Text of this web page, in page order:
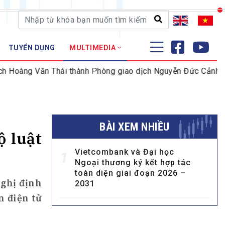
TUYỂN DỤNG MULTIMEDIA
Văn Thái thành Phòng giao dịch Nguyễn Đức Cảnh
luật
định
điện tử
BÀI XEM NHIỀU
Vietcombank và Đại học
Ngoại thương ký kết hợp tác
toàn diện giai đoạn 2026 –
2031